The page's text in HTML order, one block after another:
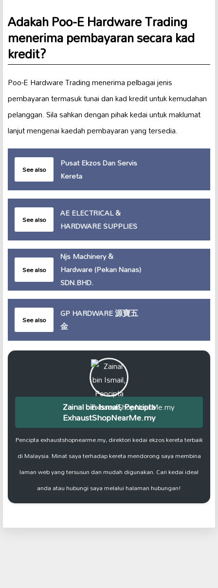
Adakah Poo-E Hardware Trading
menerima pembayaran secara kad
kredit?
Poo-E Hardware Trading menerima pelbagai jenis
pembayaran termasuk tunai dan kad kredit untuk kemudahan
pelanggan. Sila sahkan dengan pihak kedai untuk maklumat
lanjut mengenai kaedah pembayaran yang tersedia.
See also
Pusat Ekzos Dan Servis
Kereta
See also
AE ELECTRICAL &
HARDWARE SUPPLIES
See also
Njs Machinery &
Hardware (Pekan Nanas)
SDN.BHD.
See also
GP HARDWARE 源寶五
金
Zainal bin Ismail, Pencipta
ExhaustShopNearMe.my
Pencipta exhaustshopnearme.my, direktori kedai ekzos kereta terbaik
di Malaysia. Minat saya terhadap kereta mendorong saya membina
laman web yang tersusun dan mudah digunakan. Cari kedai ideal
anda atau hubungi saya melalui halaman hubungan!